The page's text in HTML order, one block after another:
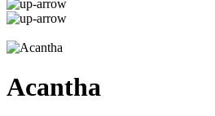
Acantha